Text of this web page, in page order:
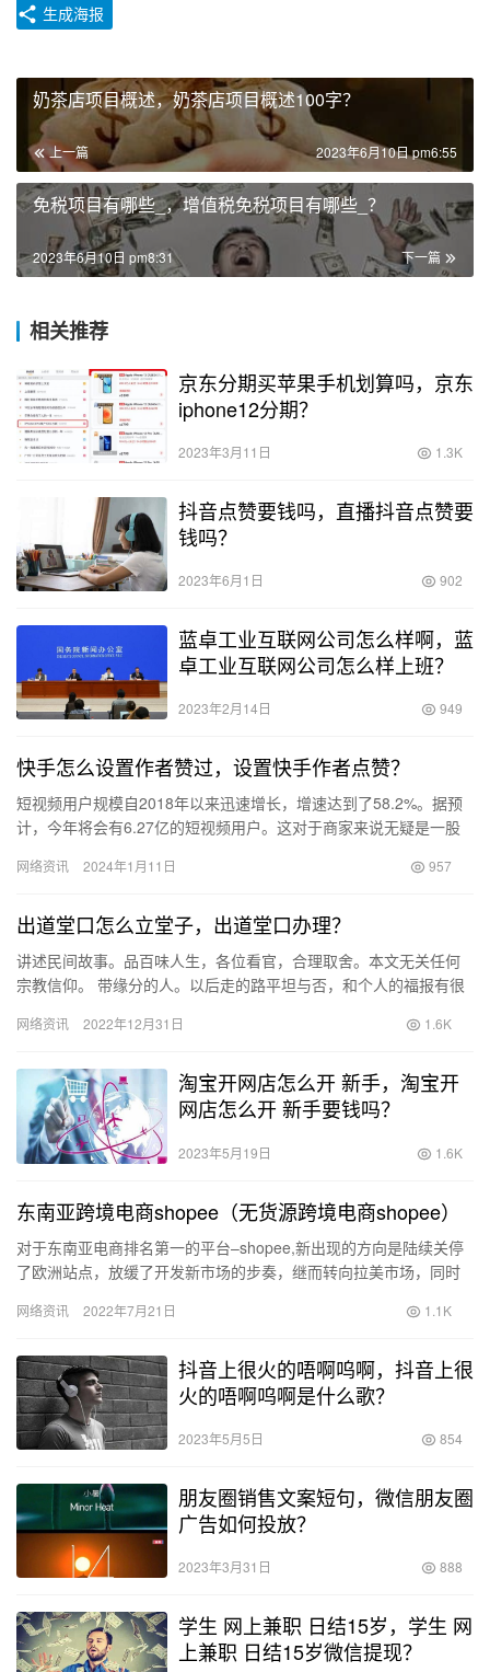
生成海报
奶茶店项目概述，奶茶店项目概述100字？
上一篇 2023年6月10日 pm6:55
免税项目有哪些_，增值税免税项目有哪些_？
下一篇
2023年6月10日 pm8:31
相关推荐
京东分期买苹果手机划算吗，京东
iphone12分期？
2023年3月11日 1.3K
抖音点赞要钱吗，直播抖音点赞要
钱吗？
2023年6月1日 902
蓝卓工业互联网公司怎么样啊，蓝
卓工业互联网公司怎么样上班？
2023年2月14日 949
快手怎么设置作者赞过，设置快手作者点赞？
短视频用户规模自2018年以来迅速增长，增速达到了58.2%。据预
计，今年将会有6.27亿的短视频用户。这对于商家来说无疑是一股
网络资讯 2024年1月11日 957
出道堂口怎么立堂子，出道堂口办理？
讲述民间故事。品百味人生，各位看官，合理取舍。本文无关任何
宗教信仰。 带缘分的人。以后走的路平坦与否，和个人的福报有很
家，必…
网络资讯 2022年12月31日 1.6K
淘宝开网店怎么开 新手，淘宝开
网店怎么开 新手要钱吗？
2023年5月19日 1.6K
东南亚跨境电商shopee（无货源跨境电商shopee）
对于东南亚电商排名第一的平台–shopee,新出现的方向是陆续关停
了欧洲站点，放缓了开发新市场的步奏，继而转向拉美市场，同时
网络资讯 2022年7月21日 1.1K
抖音上很火的唔啊呜啊，抖音上很
火的唔啊呜啊是什么歌？
2023年5月5日 854
朋友圈销售文案短句，微信朋友圈
广告如何投放？
2023年3月31日 888
学生 网上兼职 日结15岁，学生 网
上兼职 日结15岁微信提现？